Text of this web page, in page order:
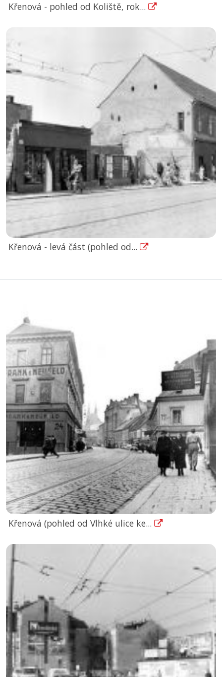
Křenová - pohled od Koliště, rok...
Křenová - levá část (pohled od...
Křenová (pohled od Vlhké ulice ke...